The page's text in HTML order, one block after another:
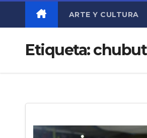
ARTE Y CULTURA
Etiqueta:chubut